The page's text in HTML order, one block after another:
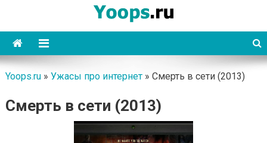
content
Yoops
Yoops.ru» Ужасы про интернет» Смерть в сети (2013)
Смерть в сети (2013)